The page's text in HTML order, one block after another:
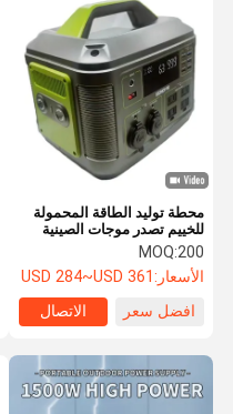
محطة توليد الطاقة المحمولة
للخييم تصدر موجات الصينية
النقية للإلكترونيات الخارجية
MOQ:200
الأسعار:USD 284~USD 361
افضل سعر
الاتصال